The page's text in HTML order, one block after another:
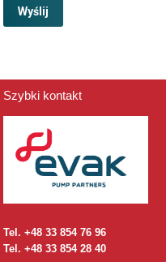
Szybki kontakt
Tel. +48 33 854 76 96
Tel. +48 33 854 28 40